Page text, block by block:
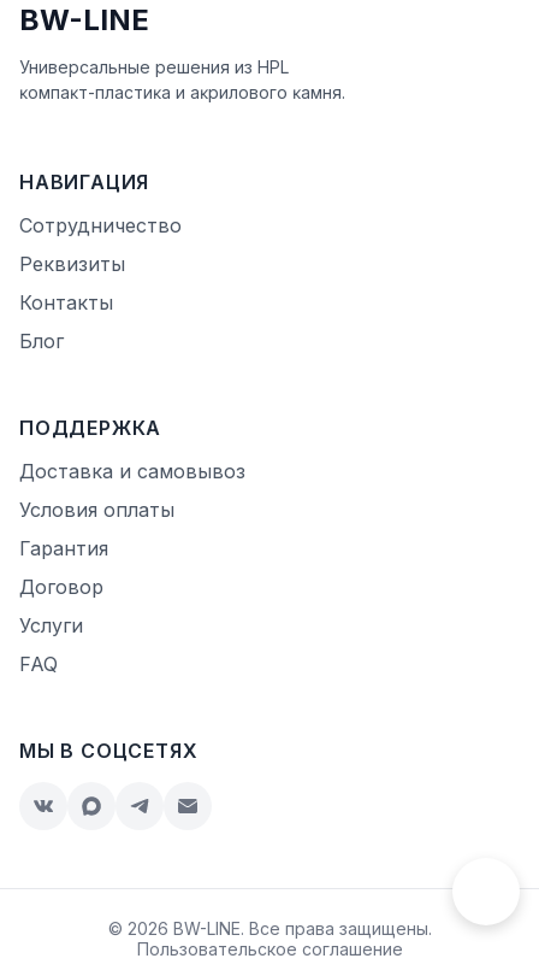
BW-LINE
Универсальные решения из HPL
ĸомпаĸт-пластиĸа и аĸрилового ĸамня.
НАВИГАЦИЯ
Сотрудничество
Реквизиты
Контакты
Блог
ПОДДЕРЖКА
Доставка и самовывоз
Условия оплаты
Гарантия
Договор
Услуги
FAQ
МЫ В СОЦСЕТЯХ
© 2026 BW-LINE. Все права защищены.
Пользовательское соглашение